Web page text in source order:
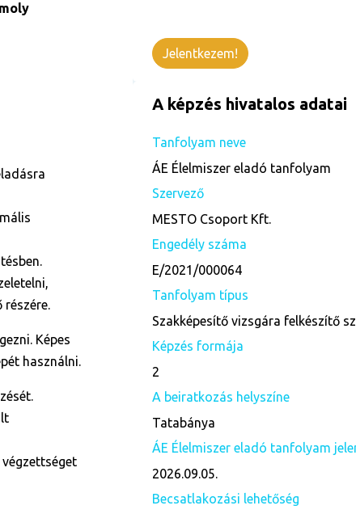
Képes
használni.
Jelentkezem!
A képzés hivatalos adatai
Tanfolyam neve
ÁE Élelmiszer eladó tanfolyam
Szervező
MESTO Csoport Kft.
Engedély száma
E/2021/000064
Tanfolyam típus
Szakképesítő vizsgára felkészítő
Képzés formája
2
A beiratkozás helyszíne
Tatabánya
ÁE Élelmiszer eladó tanfolyam
2026.09.05.
Becsatlakozási lehetőség